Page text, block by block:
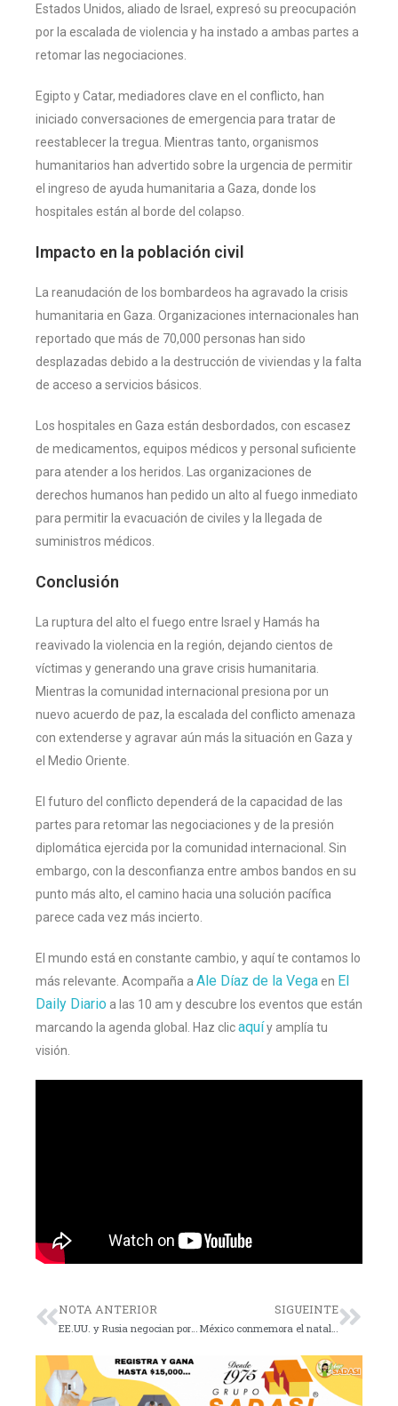
Estados Unidos, aliado de Israel, expresó su preocupación
por la escalada de violencia y ha instado a ambas partes a
retomar las negociaciones.
Egipto y Catar, mediadores clave en el conflicto, han
iniciado conversaciones de emergencia para tratar de
reestablecer la tregua. Mientras tanto, organismos
humanitarios han advertido sobre la urgencia de permitir
el ingreso de ayuda humanitaria a Gaza, donde los
hospitales están al borde del colapso.
Impacto en la población civil
La reanudación de los bombardeos ha agravado la crisis
humanitaria en Gaza. Organizaciones internacionales han
reportado que más de 70,000 personas han sido
desplazadas debido a la destrucción de viviendas y la falta
de acceso a servicios básicos.
Los hospitales en Gaza están desbordados, con escasez
de medicamentos, equipos médicos y personal suficiente
para atender a los heridos. Las organizaciones de
derechos humanos han pedido un alto al fuego inmediato
para permitir la evacuación de civiles y la llegada de
suministros médicos.
Conclusión
La ruptura del alto el fuego entre Israel y Hamás ha
reavivado la violencia en la región, dejando cientos de
víctimas y generando una grave crisis humanitaria.
Mientras la comunidad internacional presiona por un
nuevo acuerdo de paz, la escalada del conflicto amenaza
con extenderse y agravar aún más la situación en Gaza y
el Medio Oriente.
El futuro del conflicto dependerá de la capacidad de las
partes para retomar las negociaciones y de la presión
diplomática ejercida por la comunidad internacional. Sin
embargo, con la desconfianza entre ambos bandos en su
punto más alto, el camino hacia una solución pacífica
parece cada vez más incierto.
El mundo está en constante cambio, y aquí te contamos lo
más relevante. Acompaña a Ale Díaz de la Vegaen El
Daily Diario a las 10 am y descubre los eventos que están
marcando la agenda global. Haz clicaquíy amplía tu
visión.
NOTA ANTERIOR SIGUEINTE